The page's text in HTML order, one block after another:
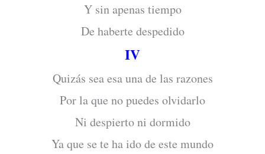
Y sin apenas tiempo
De haberte despedido
IV
Quizás sea esa una de las razones
Por la que no puedes olvidarlo
Ni despierto ni dormido
Ya que se te ha ido de este mundo